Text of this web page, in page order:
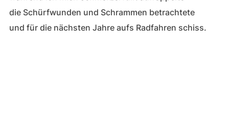
die Schürfwunden und Schrammen betrachtete
und für die nächsten Jahre aufs Radfahren schiss.